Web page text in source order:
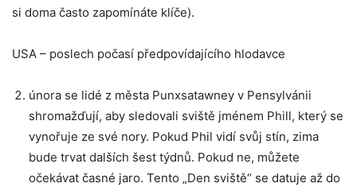
si doma často zapomínáte klíče).
USA – poslech počasí předpovídajícího hlodavce
února se lidé z města Punxsatawney v Pensylvánii
shromažďují, aby sledovali sviště jménem Phill, který se
vynořuje ze své nory. Pokud Phil vidí svůj stín, zima
bude trvat dalších šest týdnů. Pokud ne, můžete
očekávat časné jaro. Tento „Den sviště“ se datuje až do